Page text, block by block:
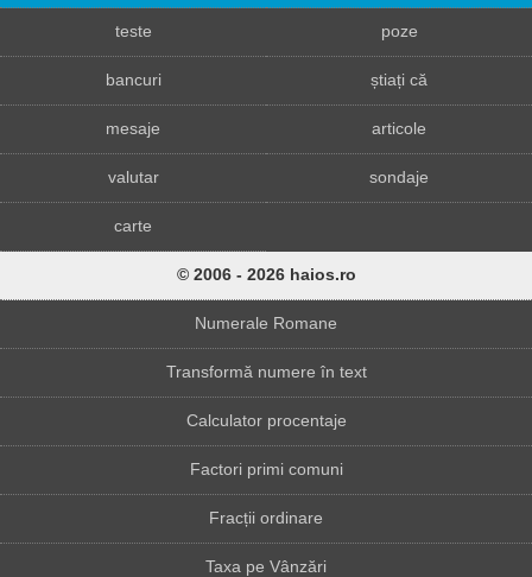
teste poze
bancuri știați că
mesaje articole
valutar sondaje
carte
© 2006 - 2026 haios.ro
Numerale Romane
Transformă numere în text
Calculator procentaje
Factori primi comuni
Fracții ordinare
Taxa pe Vânzări